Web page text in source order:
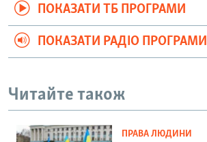
ПОКАЗАТИ ТБ ПРОГРАМИ
ПОКАЗАТИ РАДІО ПРОГРАМИ
Читайте також
ПРАВА ЛЮДИНИ